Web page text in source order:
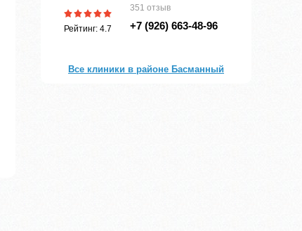
Рейтинг: 4.7
351 отзыв
+7 (926) 663-48-96
Все клиники в районе Басманный